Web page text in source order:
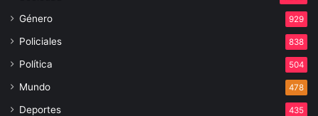
Género 929
Policiales 838
Política 504
Mundo 478
Deportes 435